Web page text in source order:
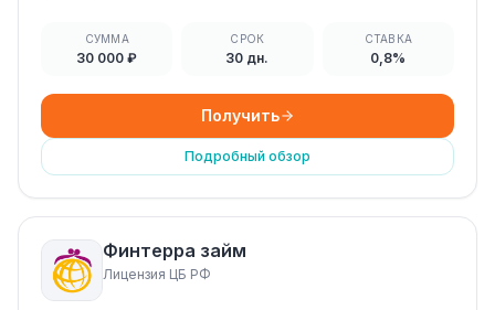
СУММА
30 000 ₽
СРОК
30 дн.
СТАВКА
0,8%
Получить
Подробный обзор
Финтерра займ
Лицензия ЦБ РФ